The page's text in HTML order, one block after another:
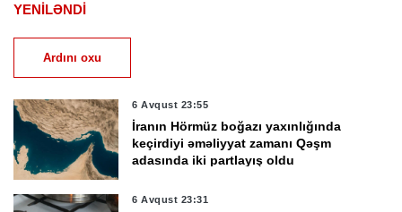
YENİLƏNDİ
Ardını oxu
6 Avqust 23:55
İranın Hörmüz boğazı yaxınlığında
keçirdiyi əməliyyat zamanı Qəşm
adasında iki partlayış oldu
6 Avqust 23:31